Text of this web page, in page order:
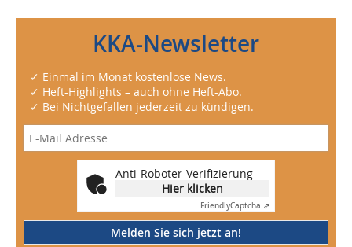
KKA-Newsletter
✓ Einmal im Monat kostenlose News.
✓ Heft-Highlights – auch ohne Heft-Abo.
✓ Bei Nichtgefallen jederzeit zu kündigen.
Anti-Roboter-Verifizierung
Hier klicken
FriendlyCaptcha ⇗
Melden Sie sich jetzt an!